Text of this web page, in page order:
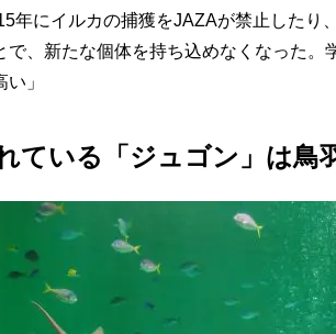
年にイルカの捕獲をJAZAが禁止したり
で、新たな個体を持ち込めなくなった。
」
ている「ジュゴン」は鳥